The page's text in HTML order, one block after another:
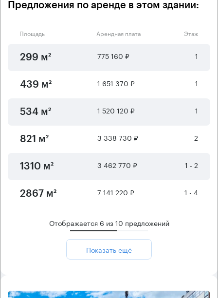
Предложения по аренде в этом здании:
Площадь Арендная плата Этаж
299 м² 775 160 ₽ 1
439 м² 1 651 370 ₽ 1
534 м² 1 520 120 ₽ 1
821 м² 3 338 730 ₽ 2
1310 м² 3 462 770 ₽ 1 - 2
2867 м² 7 141 220 ₽ 1 - 4
Отображается 6 из10 предложений
Показать ещё